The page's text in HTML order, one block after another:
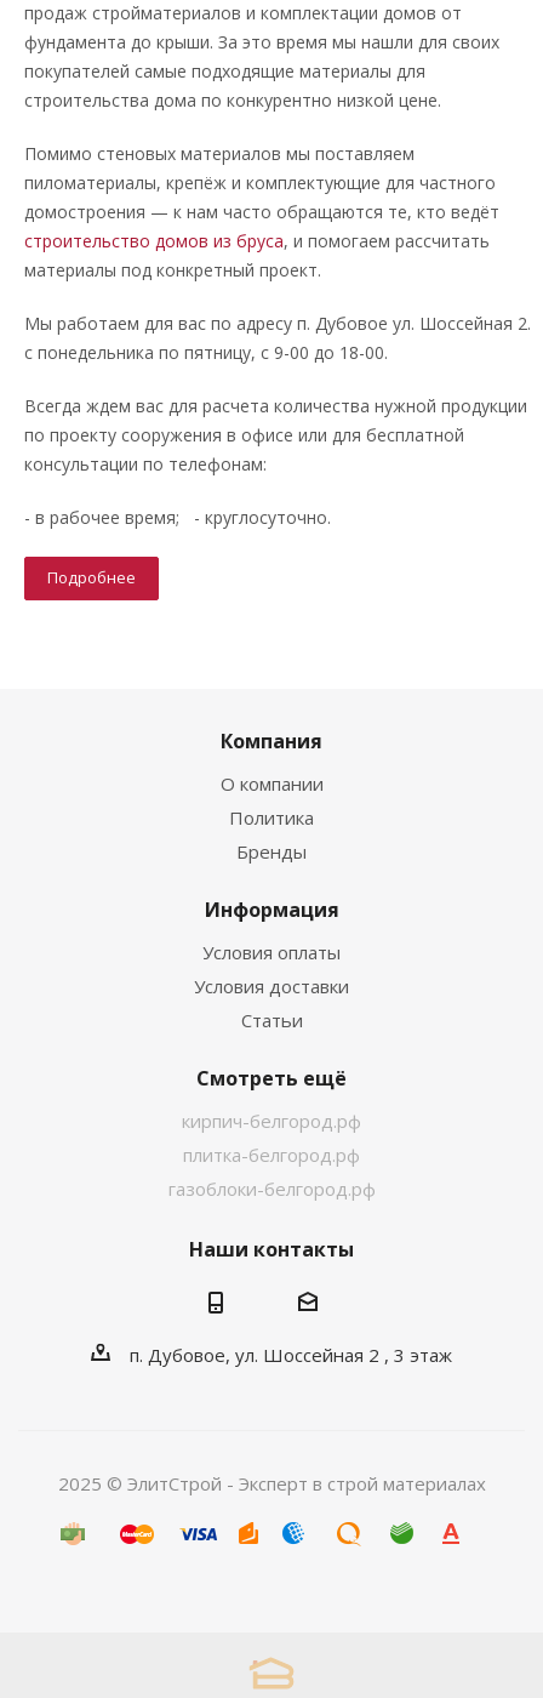
продаж стройматериалов и комплектации домов от
фундамента до крыши. За это время мы нашли для своих
покупателей самые подходящие материалы для
строительства дома по конкурентно низкой цене.
Помимо стеновых материалов мы поставляем
пиломатериалы, крепёж и комплектующие для частного
домостроения — к нам часто обращаются те, кто ведёт
строительство домов из бруса, и помогаем рассчитать
материалы под конкретный проект.
Мы работаем для вас по адресу п. Дубовое ул. Шоссейная 2.
с понедельника по пятницу, с 9-00 до 18-00.
Всегда ждем вас для расчета количества нужной продукции
по проекту сооружения в офисе или для бесплатной
консультации по телефонам:
- в рабочее время; - круглосуточно.
Подробнее
Компания
О компании
Политика
Бренды
Информация
Условия оплаты
Условия доставки
Статьи
Смотреть ещё
кирпич-белгород.рф
плитка-белгород.рф
газоблоки-белгород.рф
Наши контакты
п. Дубовое, ул. Шоссейная 2 , 3 этаж
2025 © ЭлитСтрой - Эксперт в строй материалах